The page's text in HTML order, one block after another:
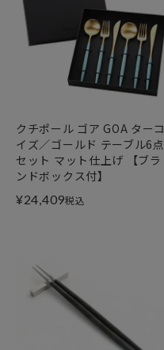
クチポール ゴア GOA ターコ
イズ／ゴールド テーブル6点
セット マット仕上げ 【ブラ
ンドボックス付】
¥24,409税込